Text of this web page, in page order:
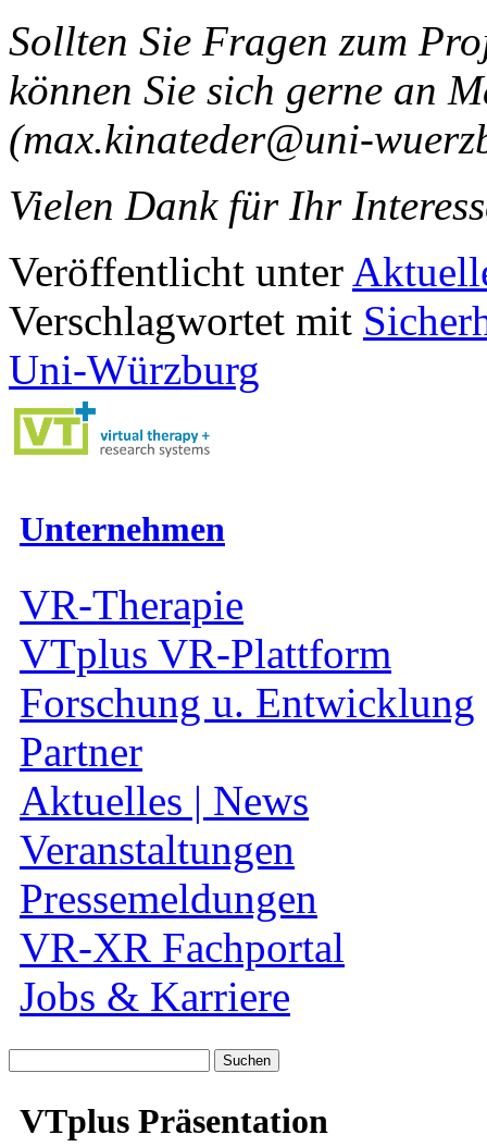
Sollten Sie Fragen zum
können Sie sich gerne an
(max.kinateder@uni-
Vielen Dank für Ihr
Veröffentlicht unter
Verschlagwortet mit
Uni-Würzburg
Unternehmen
VR-Therapie
VTplus VR-Plattform
Forschung u. Entwicklung
Partner
Aktuelles | News
Veranstaltungen
Pressemeldungen
VR-XR Fachportal
Jobs & Karriere
nach:
VTplus Präsentation